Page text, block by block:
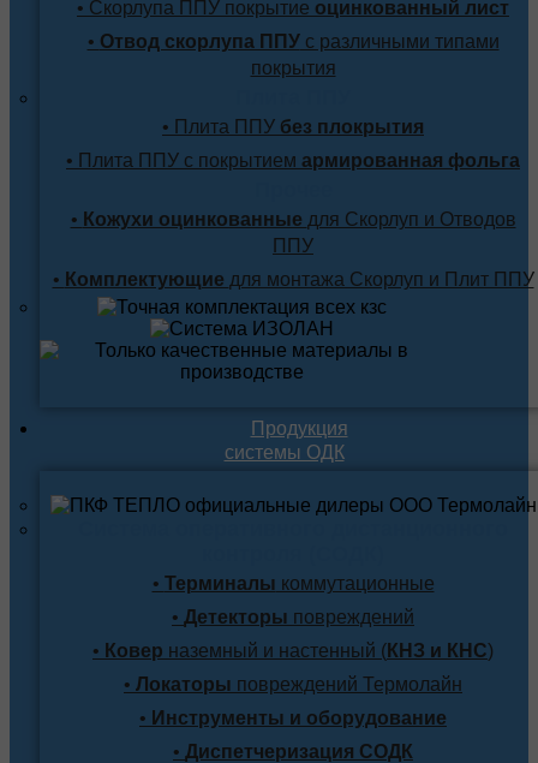
• Скорлупа ППУ покрытие оцинкованный лист
• Отвод скорлупа ППУс различными типами
покрытия
• Плита ППУ без плокрытия
• Плита ППУ с покрытием армированная фольга
• Кожухи оцинкованные для Скорлуп и Отводов
ППУ
• Комплектующие для монтажа Скорлуп и Плит ППУ
Продукция
системы ОДК
• Терминалы коммутационные
• Детекторы повреждений
• Ковер наземный и настенный (КНЗ и КНС)
• Локаторы повреждений Термолайн
• Инструменты и оборудование
• Диспетчеризация СОДК